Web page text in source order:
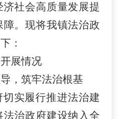
社会高质量发展提
障。现将我镇法治政
：
展情况
，筑牢法治根基
实履行推进法治建
治政府建设纳入全